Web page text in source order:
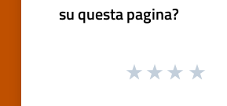
su questa pagina?